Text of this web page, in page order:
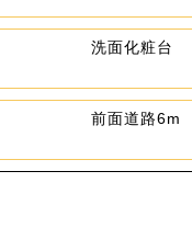
洗面化粧台
前面道路6m